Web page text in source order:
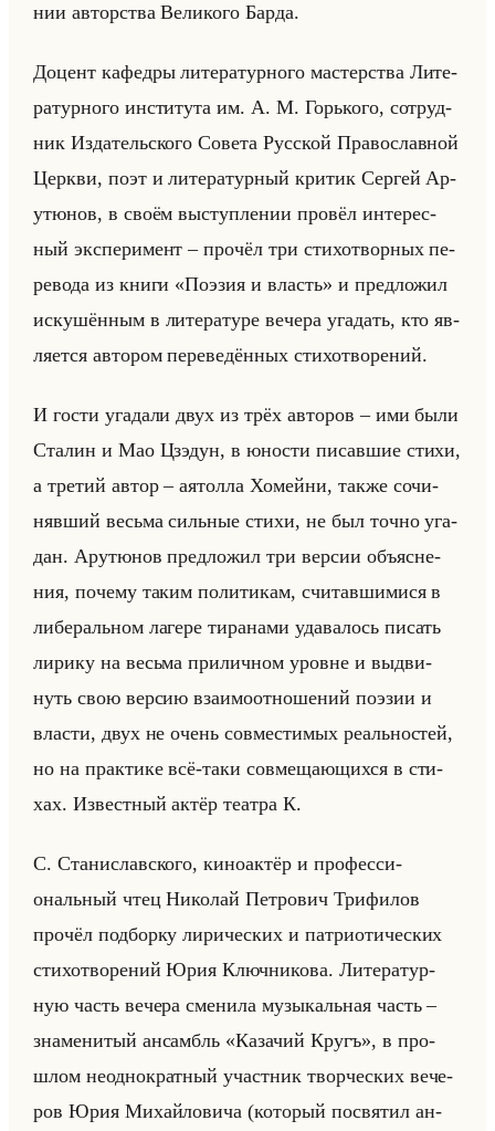
нии ав­тор­ства Ве­ли­ко­го Барда.
До­цент ка­фед­ры ли­те­ра­тур­но­го ма­стер­ства Ли­те­
ра­тур­но­го ин­сти­ту­та им. А. М. Горько­го, со­труд­
ник Из­да­тельско­го Со­ве­та Рус­ской Пра­во­слав­ной
Церк­ви, поэт и ли­те­ра­тур­ный кри­тик Сер­гей Ар­
утю­нов, в своём вы­ступ­ле­нии про­вёл ин­те­рес­
ный экс­пе­ри­мент – про­чёл три сти­хо­твор­ных пе­
ре­во­да из книги «Поэзия и власть» и пред­ло­жил
ис­ку­шён­ным в ли­те­ра­ту­ре ве­че­ра уга­дать, кто яв­
ля­ет­ся ав­то­ром пе­ре­ве­дён­ных сти­хо­тво­ре­ний.
И гости уга­да­ли двух из трёх ав­то­ров – ими были
Ста­лин и Мао Цз­эдун, в юно­сти пи­сав­шие стихи,
а тре­тий автор – ая­тол­ла Хо­мейни, также со­чи­
няв­ший весьма сильные стихи, не был точно уга­
дан. Ар­утю­нов пред­ло­жил три вер­сии объяс­не­
ния, по­че­му таким по­ли­ти­кам, счи­тав­ши­ми­ся в
ли­бе­ральном ла­ге­ре ти­ра­на­ми уда­ва­лось пи­сать
ли­ри­ку на весьма при­лич­ном уровне и вы­дви­
нуть свою вер­сию вза­имо­от­но­ше­ний по­эзии и
вла­сти, двух не очень сов­ме­сти­мых ре­ально­стей,
но на прак­ти­ке всё-таки сов­ме­ща­ющих­ся в сти­
хах. Из­вест­ный актёр те­ат­ра К.
С. Ста­ни­слав­ско­го, ки­но­ак­тёр и про­фес­си­
ональный чтец Ни­ко­лай Пет­ро­вич Три­фи­лов
про­чёл под­бор­ку ли­ри­че­ских и пат­ри­оти­че­ских
сти­хо­тво­ре­ний Юрия Ключ­ни­ко­ва. Ли­те­ра­тур­
ную часть ве­че­ра сме­ни­ла му­зы­кальная часть –
зна­ме­ни­тый ан­самбль «Казачий Кругъ», в про­
шлом неод­но­крат­ный участ­ник твор­че­ских ве­че­
ров Юрия Ми­хайло­ви­ча (ко­то­рый по­свя­тил ан­